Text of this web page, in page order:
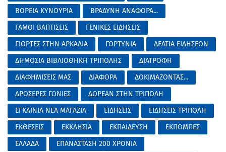
ΒΟΡΕΙΑ ΚΥΝΟΥΡΙΑ
ΒΡΑΔΥΝΗ ΑΝΑΦΟΡΑ...
ΓΑΜΟΙ ΒΑΠΤΙΣΕΙΣ
ΓΕΝΙΚΕΣ ΕΙΔΗΣΕΙΣ
ΓΙΟΡΤΕΣ ΣΤΗΝ ΑΡΚΑΔΙΑ
ΓΟΡΤΥΝΙΑ
ΔΕΛΤΙΑ ΕΙΔΗΣΕΩΝ
ΔΗΜΟΣΙΑ ΒΙΒΛΙΟΘΗΚΗ ΤΡΙΠΟΛΗΣ
ΔΙΑΤΡΟΦΗ
ΔΙΑΦΗΜΙΣΕΙΣ ΜΑΣ
ΔΙΑΦΟΡΑ
ΔΟΚΙΜΑΖΟΝΤΑΣ...
ΔΡΟΣΕΡΕΣ ΓΩΝΙΕΣ
ΔΩΡΕΑΝ ΣΤΗΝ ΤΡΙΠΟΛΗ
ΕΓΚΑΙΝΙΑ ΝΕΑ ΜΑΓΑΖΙΑ
ΕΙΔΗΣΕΙΣ
ΕΙΔΗΣΕΙΣ ΤΡΙΠΟΛΗ
ΕΚΘΕΣΕΙΣ
ΕΚΚΛΗΣΙΑ ΕΚΠΑΙΔΕΥΣΗ
ΕΚΠΟΜΠΕΣ
ΕΛΛΑΔΑ
ΕΠΑΝΑΣΤΑΣΗ 200 ΧΡΟΝΙΑ